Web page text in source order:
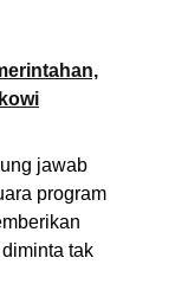
jawab
program
tak